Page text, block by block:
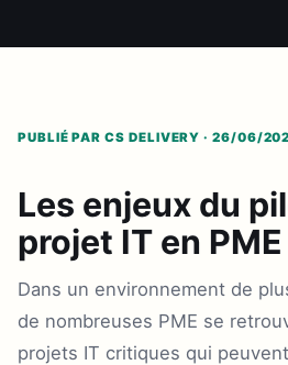
PUBLIÉ PAR CS DELIVERY · 26/06/
Les enjeux du
projet IT en PME
Dans un environnement de
de nombreuses PME se
projets IT critiques qui